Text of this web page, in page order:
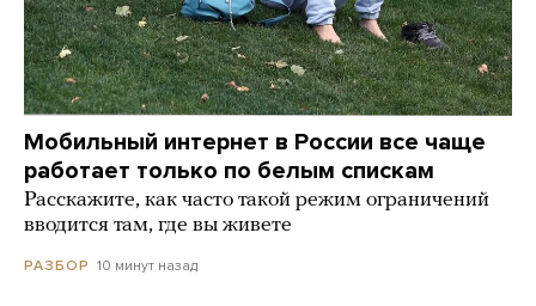
Мобильный интернет в России все чаще
работает только по белым спискам
Расскажите, как часто такой режим ограничений
вводится там, где вы живете
РАЗБОР 10 минут назад